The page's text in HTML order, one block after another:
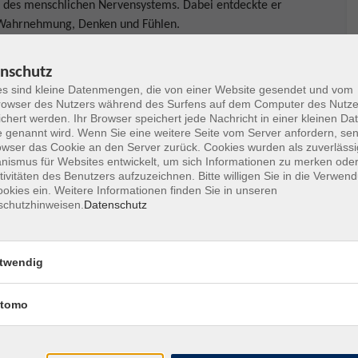
menschlichen Nervensystems. Dabei entdeckte er
Denken und Fühlen.
Der Schlüssel dazu ist Bewegung und
Variationen angeboten, um eine Handlung mit noch
können Schmerzen reduziert und der geistige
zum Erhalt Ihrer Leistungsfähigkeit und
Feldenkrais®-Methode und erläutert Hintergründe
frei, auch wenn Sie keinen Bildungsurlaub in
sind kleine Datenmengen, die von einer Website gesendet und vom
des Nutzers während des Surfens auf dem Computer des
werden. Ihr Browser speichert jede Nachricht in einer kleinen
genannt wird. Wenn Sie eine weitere Seite vom Server anfordern,
das Cookie an den Server zurück. Cookies wurden als
für Websites entwickelt, um sich Informationen zu merken
des Benutzers aufzuzeichnen. Bitte willigen Sie in die
ein. Weitere Informationen finden Sie in unseren
Datenschutz